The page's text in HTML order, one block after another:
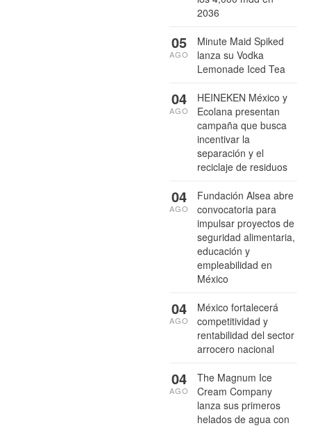
2036
Minute Maid Spiked
lanza su Vodka
Lemonade Iced Tea
05
AGO
HEINEKEN México y
Ecolana presentan
campaña que busca
incentivar la
separación y el
reciclaje de residuos
04
AGO
Fundación Alsea abre
convocatoria para
impulsar proyectos de
seguridad alimentaria,
educación y
empleabilidad en
México
04
AGO
México fortalecerá
competitividad y
rentabilidad del sector
arrocero nacional
04
AGO
The Magnum Ice
Cream Company
lanza sus primeros
helados de agua con
04
AGO